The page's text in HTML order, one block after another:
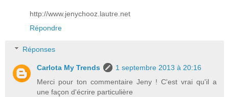
http://www.jenychooz.lautre.net
Répondre
Réponses
Carlota My Trends
1 septembre 2013 à 20:16
Merci pour ton commentaire Jeny ! C'est vrai qu'il a
une façon d'écrire particulière